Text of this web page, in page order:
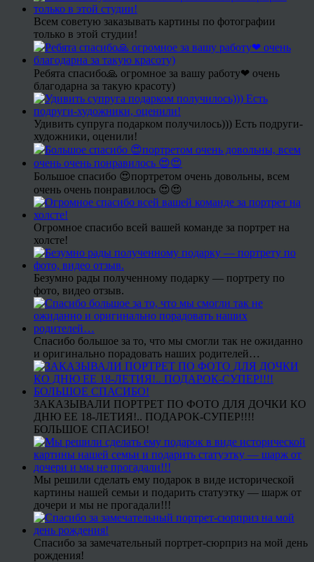
Всем советую заказывать картины по фотографии
только в этой студии!
Ребята спасибо🙏 огромное за вашу работу❤ очень
благодарна за такую красоту)
Удивить супруга подарком получилось))) Есть подруги-
художники, оценили!
Большое спасибо 😍портретом очень довольны, всем
очень очень понравилось 😍😍
Огромное спасибо всей вашей команде за портрет на
холсте!
Безумно рады полученному подарку — портрету по
фото, видео отзыв.
Спасибо большое за то, что мы смогли так не ожиданно
и оригинально порадовать наших родителей…
ЗАКАЗЫВАЛИ ПОРТРЕТ ПО ФОТО ДЛЯ ДОЧКИ КО
ДНЮ ЕЕ 18-ЛЕТИЯ!.. ПОДАРОК-СУПЕР!!!!
БОЛЬШОЕ СПАСИБО!
Мы решили сделать ему подарок в виде исторической
картины нашей семьи и подарить статуэтку — шарж от
дочери и мы не прогадали!!!
Спасибо за замечательный портрет-сюрприз на мой день
рождения!